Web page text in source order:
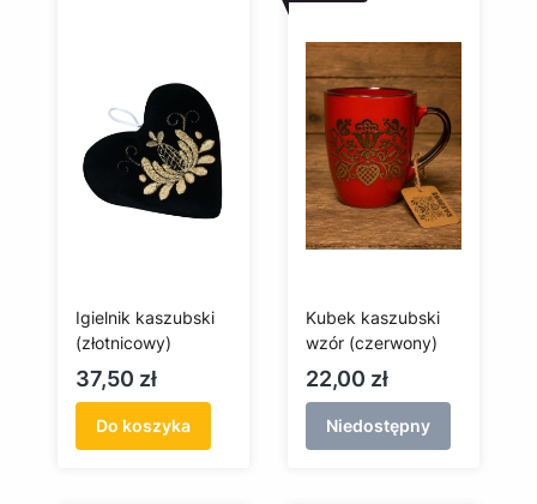
Igielnik kaszubski
(złotnicowy)
Cena
37,50 zł
Do koszyka
Kubek kaszubski
wzór (czerwony)
Cena
22,00 zł
Niedostępny